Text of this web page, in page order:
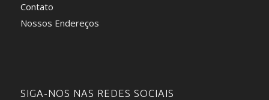
Contato
Nossos Endereços
SIGA-NOS NAS REDES SOCIAIS